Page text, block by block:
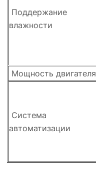
Поддержание
влажности
Мощность двигателя
Система
автоматизации